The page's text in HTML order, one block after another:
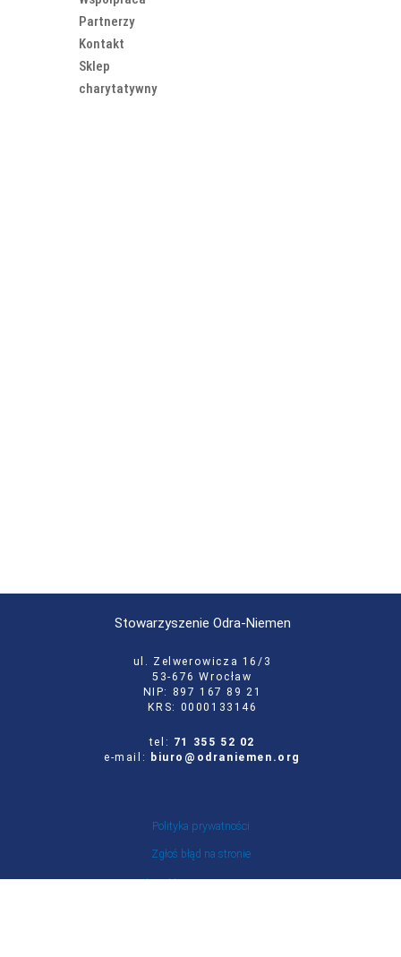
Partnerzy
Kontakt
Sklep
charytatywny
Stowarzyszenie Odra-Niemen
ul. Zelwerowicza 16/3
53-676 Wrocław
NIP: 897 167 89 21
KRS: 0000133146
tel: 71 355 52 02
e-mail:
biuro@odraniemen.org
Polityka prywatności
Zgłoś błąd na stronie
Odwiedź naszą starą stronę